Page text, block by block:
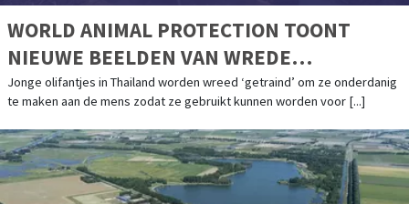
WORLD ANIMAL PROTECTION TOONT
NIEUWE BEELDEN VAN WREDE
OLIFANTENTRAINING
Jonge olifantjes in Thailand worden wreed ‘getraind’ om ze onderdanig
te maken aan de mens zodat ze gebruikt kunnen worden voor [...]